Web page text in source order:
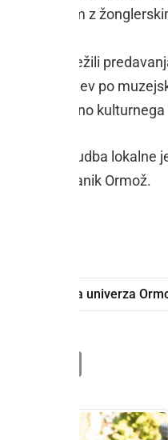
žongliranjem z
lahko udeležili
javnih vodstev po
Likovno
ponudba
botanik Ormož.
Ljudska univerza
PrintFriendly